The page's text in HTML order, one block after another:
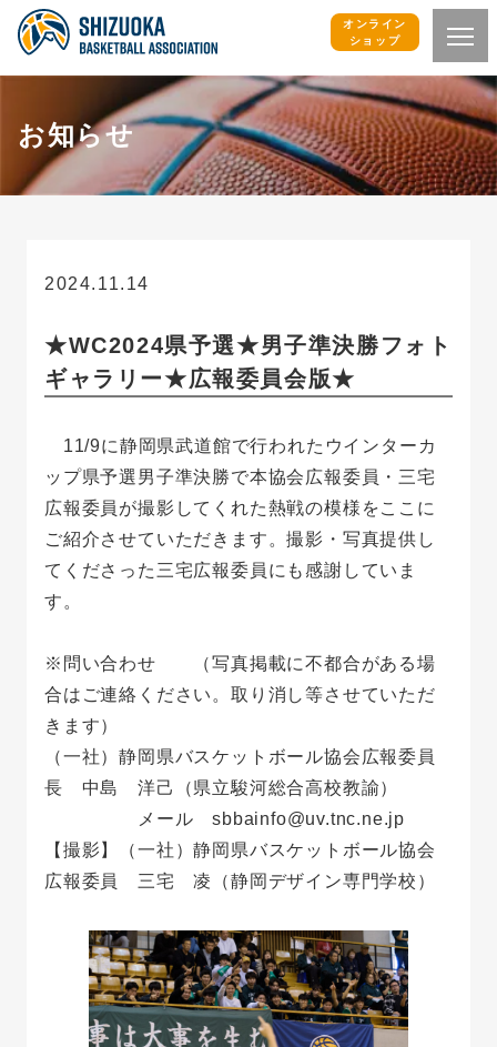
オンライン
ショップ
お知らせ
2024.11.14
★WC2024県予選★男子準決勝フォト
ギャラリー★広報委員会版★
11/9に静岡県武道館で行われたウインターカ
ップ県予選男子準決勝で本協会広報委員・三宅
広報委員が撮影してくれた熱戦の模様をここに
ご紹介させていただきます。撮影・写真提供し
てくださった三宅広報委員にも感謝していま
す。
※問い合わせ （写真掲載に不都合がある場
合はご連絡ください。取り消し等させていただ
きます）
（一社）静岡県バスケットボール協会広報委員
長 中島 洋己（県立駿河総合高校教諭）
メール sbbainfo@uv.tnc.ne.jp
【撮影】（一社）静岡県バスケットボール協会
広報委員 三宅 凌（静岡デザイン専門学校）